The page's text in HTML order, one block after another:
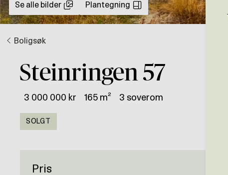
Se alle bilder Plantegning
Boligsøk
Steinringen 57
3 000 000 kr 165 m² 3 soverom
SOLGT
Pris